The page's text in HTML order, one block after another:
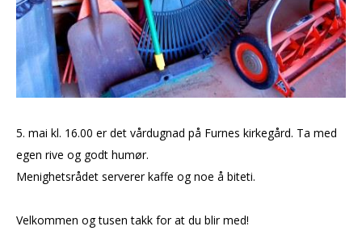
5. mai kl. 16.00 er det vårdugnad på Furnes kirkegård. Ta med
egen rive og godt humør.
Menighetsrådet serverer kaffe og noe å biteti.
Velkommen og tusen takk for at du blir med!